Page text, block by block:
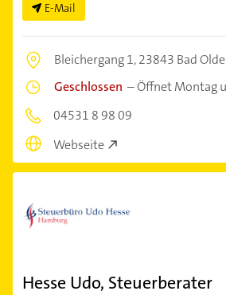
E-Mail
Bleichergang 1,23843 Bad
Geschlossen –Öffnet Montag
04531 8 98 09
Webseite
Hesse Udo, Steuerberater